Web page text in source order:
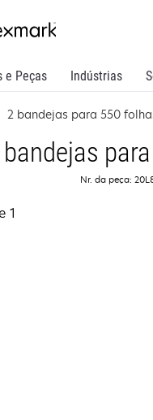
e Peças Indústrias
2 bandejas para 550
Nr. da peça: